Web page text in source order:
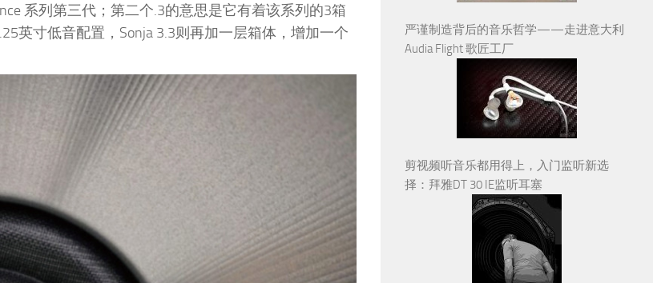
系列第三代；第二个.3的意思是它有着该系列的3箱
英寸低音配置，Sonja 3.3则再加一层箱体，增加一个
严谨制造背后的音乐哲学——走进意大利
Audia Flight 歌匠工厂
剪视频听音乐都用得上，入门监听新选
择：拜雅DT 30 IE监听耳塞